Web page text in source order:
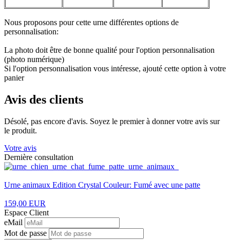
Nous proposons pour cette urne différentes options de
personnalisation:
La photo doit être de bonne qualité pour l'option personnalisation
(photo numérique)
Si l'option personnalisation vous intéresse, ajouté cette option à votre
panier
Avis des clients
Désolé, pas encore d'avis. Soyez le premier à donner votre avis sur
le produit.
Votre avis
Dernière consultation
Urne animaux Edition Crystal Couleur: Fumé avec une patte
159,00 EUR
Espace Client
eMail
Mot de passe